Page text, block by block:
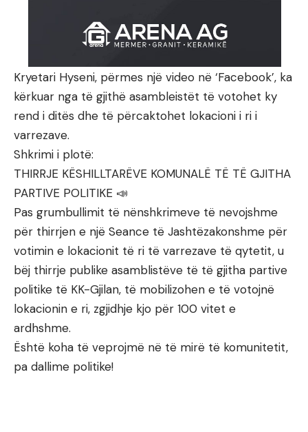
Kryetari Hyseni, përmes një video në ‘Facebook’, ka
kërkuar nga të gjithë asambleistët të votohet ky
rend i ditës dhe të përcaktohet lokacioni i ri i
varrezave.
Shkrimi i plotë:
THIRRJE KËSHILLTARËVE KOMUNALË TË TË GJITHA
PARTIVE POLITIKE 📣
Pas grumbullimit të nënshkrimeve të nevojshme
për thirrjen e një Seance të Jashtëzakonshme për
votimin e lokacionit të ri të varrezave të qytetit, u
bëj thirrje publike asamblistëve të të gjitha partive
politike të KK-Gjilan, të mobilizohen e të votojnë
lokacionin e ri, zgjidhje kjo për 100 vitet e
ardhshme.
Është koha të veprojmë në të mirë të komunitetit,
pa dallime politike!